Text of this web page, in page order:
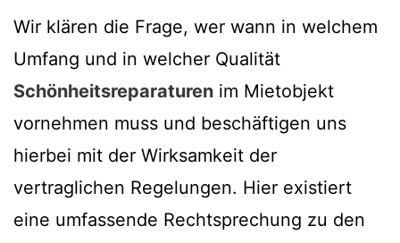
Wir klären die Frage, wer wann in welchem
Umfang und in welcher Qualität
Schönheitsreparaturen im Mietobjekt
vornehmen muss und beschäftigen uns
hierbei mit der Wirksamkeit der
vertraglichen Regelungen. Hier existiert
eine umfassende Rechtsprechung zu den